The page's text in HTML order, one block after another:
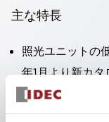
主な特長
照光ユニットの
年1月より新カ
高電圧タイプの
タイプの定格使